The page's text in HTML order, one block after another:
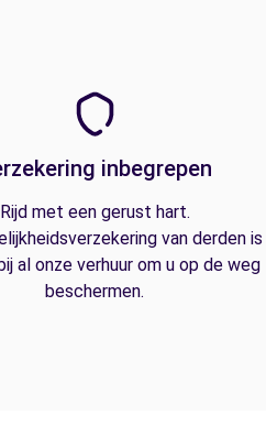
inbegrepen
Rijd met een gerust hart.
van derden is
al onze verhuur om u op de
beschermen.